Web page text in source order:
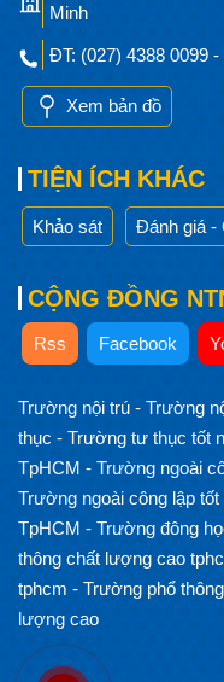
Minh
ĐT: (027) 4388 0099 -
Xem bản đồ
TIỆN ÍCH KHÁC
Khảo sát Đánh giá -
CỘNG ĐỒNG
Rss Facebook
Trường nội trú - Trường
thục - Trường tư thục tốt
TpHCM - Trường ngoài
Trường ngoài công lập tốt
TpHCM - Trường đông
thông chất lượng cao
tphcm - Trường phổ
lượng cao